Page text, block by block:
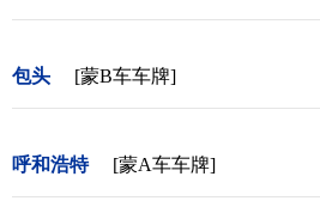
包头 [蒙B车车牌]
呼和浩特 [蒙A车车牌]